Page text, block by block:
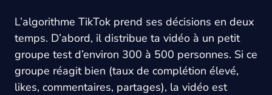
L’algorithme TikTok prend ses décisions en deux
temps. D’abord, il distribue ta vidéo à un petit
groupe test d’environ 300 à 500 personnes. Si ce
groupe réagit bien (taux de complétion élevé,
likes, commentaires, partages), la vidéo est